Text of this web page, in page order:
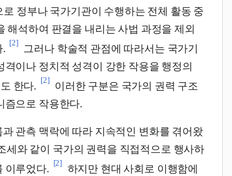
로 정부나 국가기관이 수행하는 전체 활동 중
해석하여 판결을 내리는 사법 과정을 제외
.
[2]
그러나 학술적 관점에 따라서는 국가기
이나 정치적 성격이 강한 작용을 행정의
한다.
[2]
이러한 구분은 국가의 권력 구조
즘으로 작용한다.
관측 맥락에 따라 지속적인 변화를 겪어왔
세와 같이 국가의 권력을 직접적으로 행사하
이루었다.
[2]
하지만 현대 사회로 이행함에